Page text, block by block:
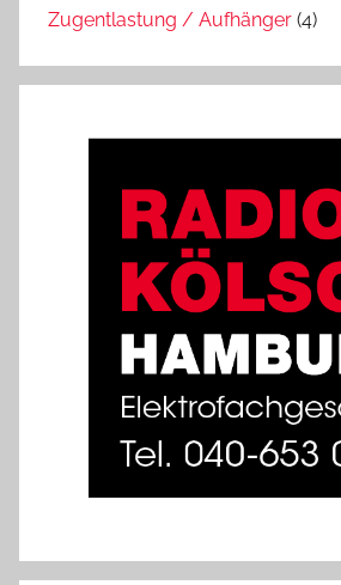
Zugentlastung / Aufhänger (4)